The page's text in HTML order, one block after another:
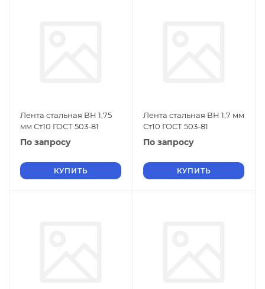
Лента стальная ВН 1,75
мм Ст10 ГОСТ 503-81
По запросу
КУПИТЬ
Лента стальная ВН 1,7 мм
Ст10 ГОСТ 503-81
По запросу
КУПИТЬ